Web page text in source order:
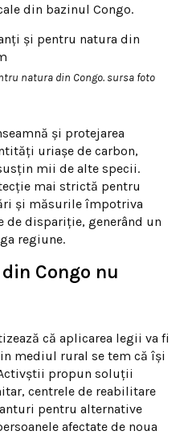
din bazinul Congo.
natura din Congo. sursa foto
și protejarea
uriașe de carbon,
mii de alte specii.
mai strictă pentru
și măsurile împotriva
dispariție, generând un
regiune.
Congo nu
că aplicarea legii va fi
mediul rural se tem că își
propun soluții
centrele de reabilitare
pentru alternative
afectate de noua